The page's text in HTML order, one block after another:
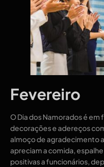
Fevereiro
O Dia dos Namorados é
decorações e adereços
almoço de agradecimento
apreciam a comida,
positivas a funcionários,